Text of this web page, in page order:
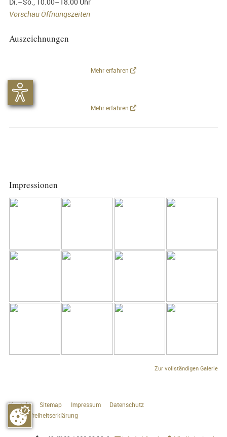
Vorschau Öffnungszeiten
Auszeichnungen
Mehr erfahren
Mehr erfahren
Impressionen
Zur vollständigen Galerie
Kontakt Sitemap Impressum
Datenschutz
Barrierefreiheitserklärung